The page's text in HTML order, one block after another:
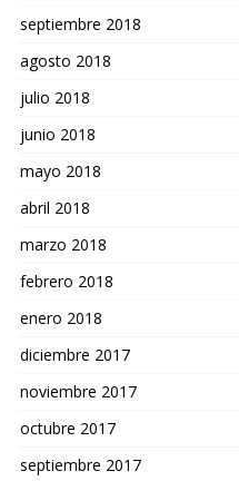
septiembre 2018
agosto 2018
julio 2018
junio 2018
mayo 2018
abril 2018
marzo 2018
febrero 2018
enero 2018
diciembre 2017
noviembre 2017
octubre 2017
septiembre 2017